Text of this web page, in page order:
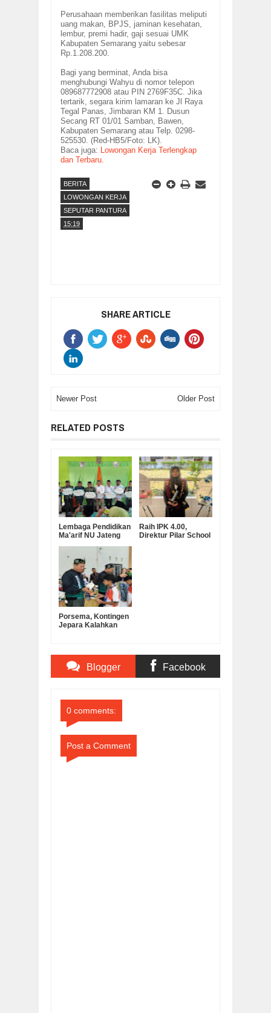
Perusahaan memberikan fasilitas meliputi
uang makan, BPJS, jaminan kesehatan,
lembur, premi hadir, gaji sesuai UMK
Kabupaten Semarang yaitu sebesar
Rp.1.208.200.
Bagi yang berminat, Anda bisa
menghubungi Wahyu di nomor telepon
089687772908 atau PIN 2769F35C. Jika
tertarik, segara kirim lamaran ke Jl Raya
Tegal Panas, Jimbaran KM 1. Dusun
Secang RT 01/01 Samban, Bawen,
Kabupaten Semarang atau Telp. 0298-
525530. (Red-HB5/Foto: LK).
Baca juga:
Lowongan Kerja Terlengkap
dan Terbaru.
BERITA
LOWONGAN KERJA
SEPUTAR PANTURA
15:19
SHARE ARTICLE
Newer Post Older Post
RELATED POSTS
Lembaga Pendidikan
Ma'arif NU Jateng
Operasional MKKS
SMK Ma’arif
Raih IPK 4.00,
Direktur Pilar School
Porsema, Kontingen
Jepara Kalahkan
MI/SD
Blogger Facebook
0 comments:
Post a Comment